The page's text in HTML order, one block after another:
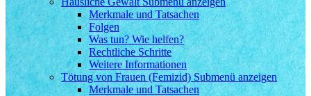
Merkmale und Tatsachen
Folgen
Was tun? Wie helfen?
Rechtliche Schritte
Weitere Informationen
Tötung von Frauen (Femizid) Submenü anzeigen
Merkmale und Tatsachen